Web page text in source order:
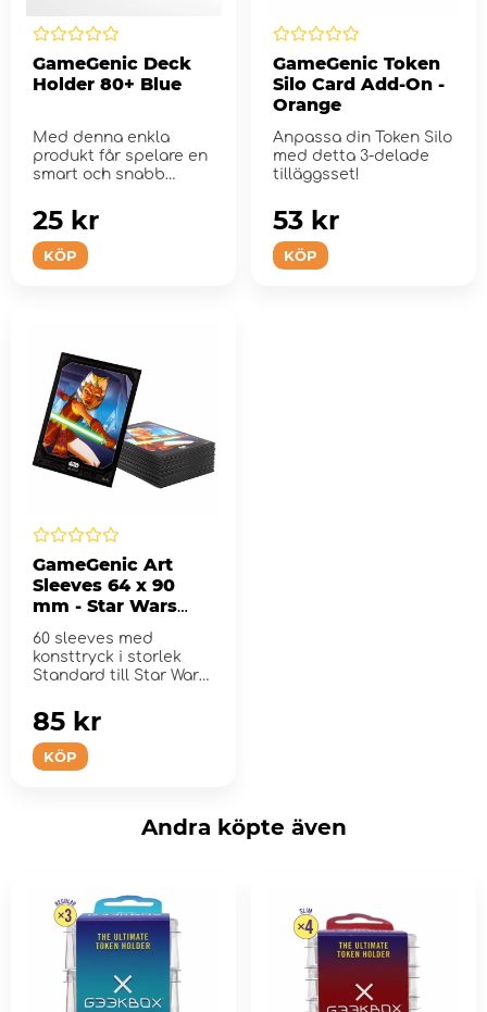
GameGenic Deck
Holder 80+ Blue
Med denna enkla
produkt får spelare en
smart och snabb
KÖP
25 kr
GameGenic Token
Silo Card Add-On -
Orange
Anpassa din Token Silo
med detta 3-delade
tilläggsset!
KÖP
53 kr
GameGenic Art
Sleeves 64 x 90
mm - Star Wars
Ahsoka Tano
60 sleeves med
konsttryck i storlek
Standard till Star Wars:
KÖP
85 kr
Andra köpte även